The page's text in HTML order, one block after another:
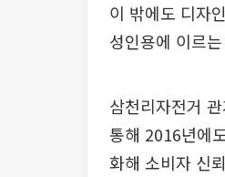
이 밖에도 디자
성인용에 이르
삼천리자전거
통해 2016년에
화해 소비자 신